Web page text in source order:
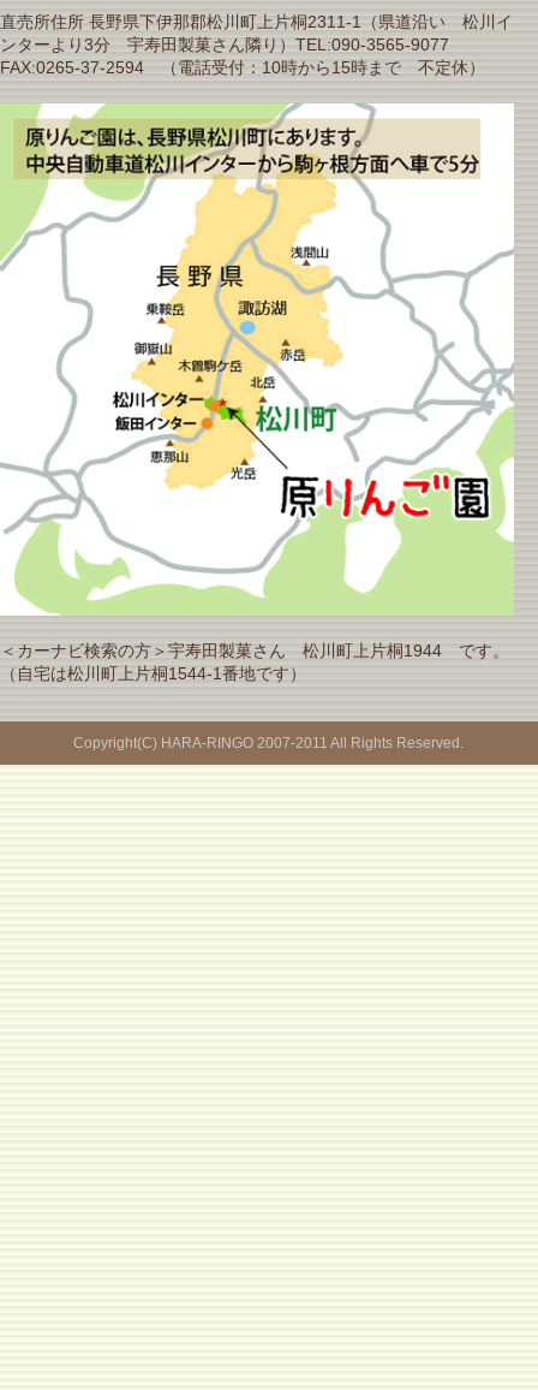
直売所住所 長野県下伊那郡松川町上片桐2311-1（県道沿い 松川イ
ンターより3分 宇寿田製菓さん隣り）TEL:090-3565-9077
FAX:0265-37-2594 （電話受付：10時から15時まで 不定休）
＜カーナビ検索の方＞宇寿田製菓さん 松川町上片桐1944 です。
（自宅は松川町上片桐1544-1番地です）
Copyright(C) HARA-RINGO 2007-2011 All Rights Reserved.